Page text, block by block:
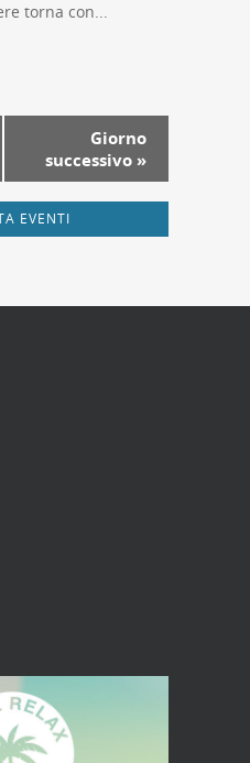
torna con...
Giorno
successivo »
EVENTI